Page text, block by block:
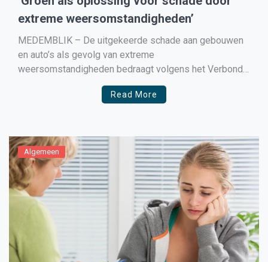
extreme weersomstandigheden’
MEDEMBLIK – De uitgekeerde schade aan gebouwen
en auto’s als gevolg van extreme
weersomstandigheden bedraagt volgens het Verbond
van Verzekeraars jaarlijks zo’n 277 miljoen euro. En als
er niets verandert, dan kunnen de kosten als gevolg van
Read More
Algemeen